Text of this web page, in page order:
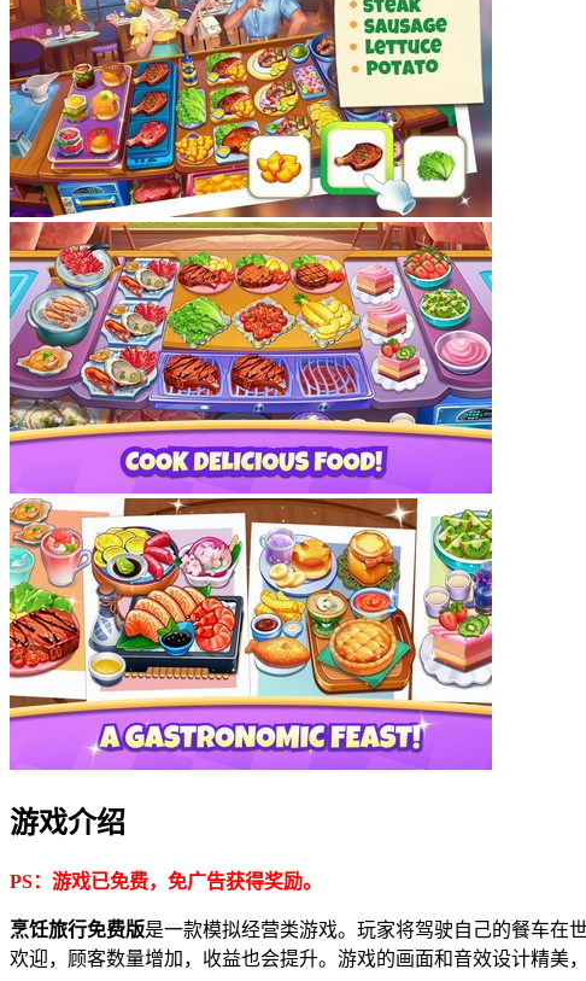
游戏介绍
PS：游戏已免费，免广告获得奖励。
烹饪旅行免费版是一款模拟经营类游戏。玩家将驾驶自己的餐车在
欢迎，顾客数量增加，收益也会提升。游戏的画面和音效设计精美